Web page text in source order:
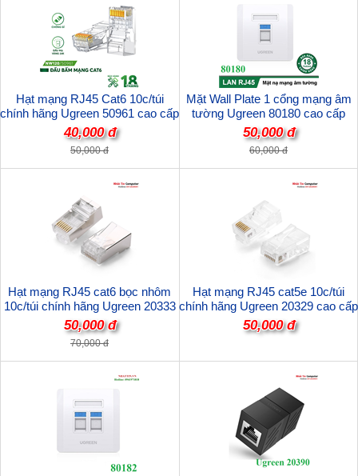
Hạt mạng RJ45 Cat6 10c/túi
chính hãng Ugreen 50961 cao cấp
40,000 đ
50,000 đ
Mặt Wall Plate 1 cổng mạng âm
tường Ugreen 80180 cao cấp
50,000 đ
60,000 đ
Hạt mạng RJ45 cat6 bọc nhôm
10c/túi chính hãng Ugreen 20333
cao cấp
50,000 đ
70,000 đ
Hạt mạng RJ45 cat5e 10c/túi
chính hãng Ugreen 20329 cao cấp
50,000 đ